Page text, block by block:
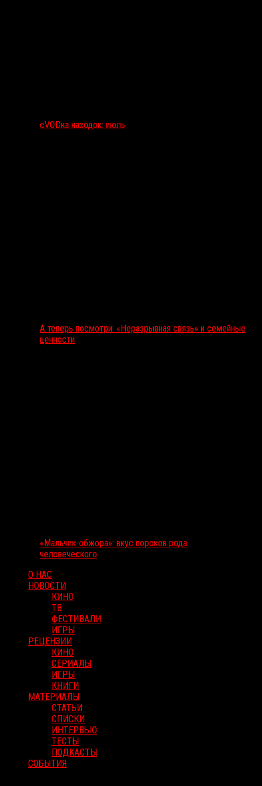
сVODка находок: июль
А теперь посмотри: «Неразрывная связь» и семейные
ценности
«Мальчик-обжора»: вкус пороков рода
человеческого
О НАС
НОВОСТИ
КИНО
ТВ
ФЕСТИВАЛИ
ИГРЫ
РЕЦЕНЗИИ
КИНО
СЕРИАЛЫ
ИГРЫ
КНИГИ
МАТЕРИАЛЫ
СТАТЬИ
СПИСКИ
ИНТЕРВЬЮ
ТЕСТЫ
ПОДКАСТЫ
СОБЫТИЯ